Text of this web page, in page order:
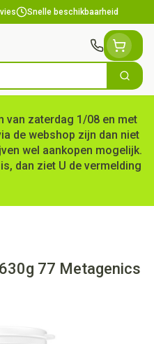
Snelle beschikbaarheid
Zoek
van zaterdag 1/08 en met
de webshop zijn dan niet
wel aankopen mogelijk.
dan ziet U de vermelding
77 Metagenics